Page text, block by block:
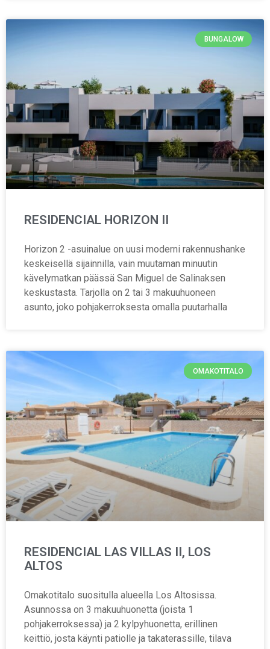
BUNGALOW
RESIDENCIAL HORIZON II
Horizon 2 -asuinalue on uusi moderni rakennushanke
keskeisellä sijainnilla, vain muutaman minuutin
kävelymatkan päässä San Miguel de Salinaksen
keskustasta. Tarjolla on 2 tai 3 makuuhuoneen
asunto, joko pohjakerroksesta omalla puutarhalla
OMAKOTITALO
RESIDENCIAL LAS VILLAS II, LOS
ALTOS
Omakotitalo suositulla alueella Los Altosissa.
Asunnossa on 3 makuuhuonetta (joista 1
pohjakerroksessa) ja 2 kylpyhuonetta, erillinen
keittiö, josta käynti patiolle ja takaterassille, tilava